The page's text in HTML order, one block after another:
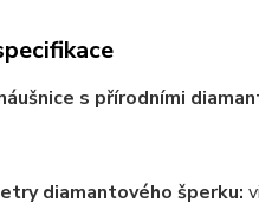
s přírodními
diamantového šperku: